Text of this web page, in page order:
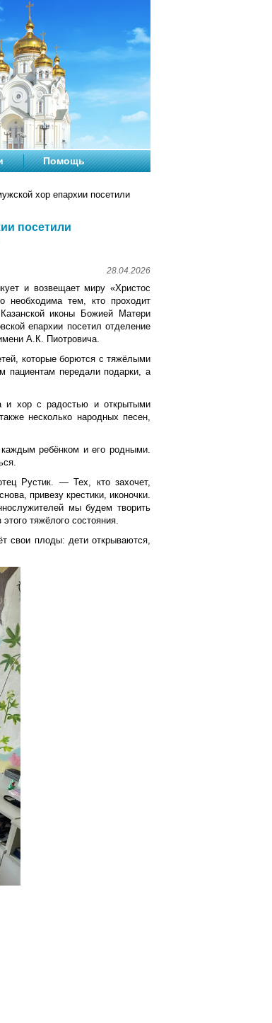
Помощь
хор епархии посетили
посетили
28.04.2026
и возвещает миру «Христос
необходима тем, кто проходит
иконы Божией Матери
епархии посетил отделение
А.К. Пиотровича.
которые борются с тяжёлыми
пациентам передали подарки, а
и хор с радостью и открытыми
несколько народных песен,
ребёнком и его родными.
Рустик. — Тех, кто захочет,
привезу крестики, иконочки.
мы будем творить
тяжёлого состояния.
свои плоды: дети открываются,